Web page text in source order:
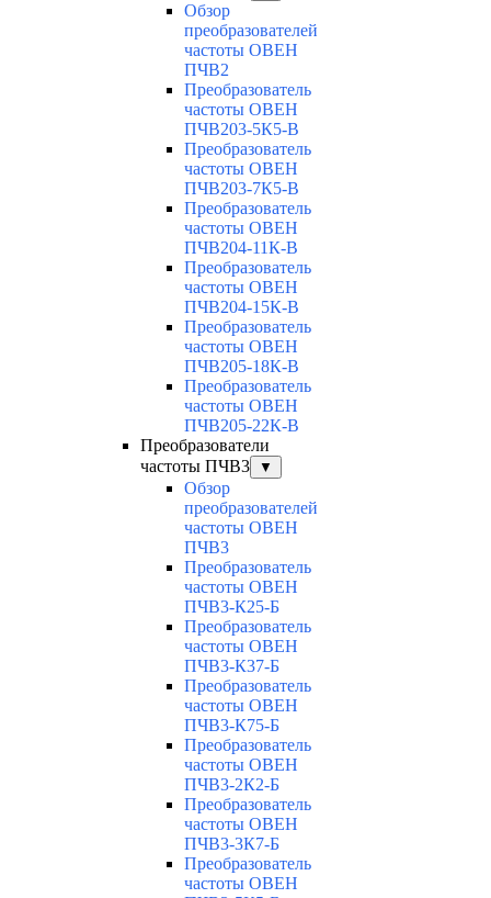
Обзор
преобразователей
частоты ОВЕН
ПЧВ2
Преобразователь
частоты ОВЕН
ПЧВ203-5К5-В
Преобразователь
частоты ОВЕН
ПЧВ203-7К5-В
Преобразователь
частоты ОВЕН
ПЧВ204-11К-В
Преобразователь
частоты ОВЕН
ПЧВ204-15К-В
Преобразователь
частоты ОВЕН
ПЧВ205-18К-В
Преобразователь
частоты ОВЕН
ПЧВ205-22К-В
Преобразователи
частоты ПЧВ3
▼
Обзор
преобразователей
частоты ОВЕН
ПЧВ3
Преобразователь
частоты ОВЕН
ПЧВ3-К25-Б
Преобразователь
частоты ОВЕН
ПЧВ3-К37-Б
Преобразователь
частоты ОВЕН
ПЧВ3-К75-Б
Преобразователь
частоты ОВЕН
ПЧВ3-2К2-Б
Преобразователь
частоты ОВЕН
ПЧВ3-3К7-Б
Преобразователь
частоты ОВЕН